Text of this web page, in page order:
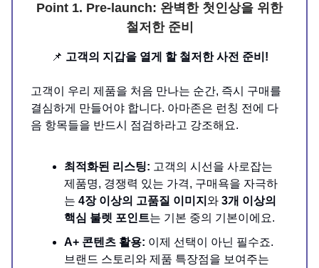
Point 1. Pre-launch: 완벽한 첫인상을 위한
철저한 준비
📌 고객의 지갑을 열게 할 철저한 사전 준비!
고객이 우리 제품을 처음 만나는 순간, 즉시 구매를
결심하게 만들어야 합니다. 아마존은 런칭 전에 다
음 항목들을 반드시 점검하라고 강조해요.
최적화된 리스팅: 고객의 시선을 사로잡는
제품명, 경쟁력 있는 가격, 구매욕을 자극하
는 4장 이상의 고품질 이미지 와 3개 이상의
핵심 불렛 포인트는 기본 중의 기본이에요.
A+ 콘텐츠 활용: 이제 선택이 아닌 필수죠.
브랜드 스토리와 제품 특장점을 보여주는